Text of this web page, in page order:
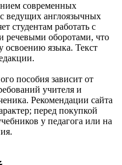
современных
ведущих англоязычных
студентам работать с
речевыми оборотами, что
освоению языка. Текст
пособия зависит от
учителя и
Рекомендации сайта
перед покупкой
у педагога или на